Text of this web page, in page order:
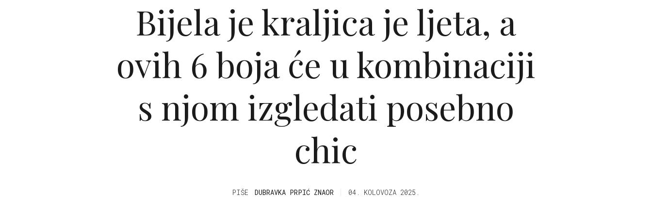
Bijela je kraljica je ljeta, a
ovih 6 boja će u kombinaciji
s njom izgledati posebno
chic
PIŠE DUBRAVKA PRPIĆ ZNAOR 04. KOLOVOZA 2025.